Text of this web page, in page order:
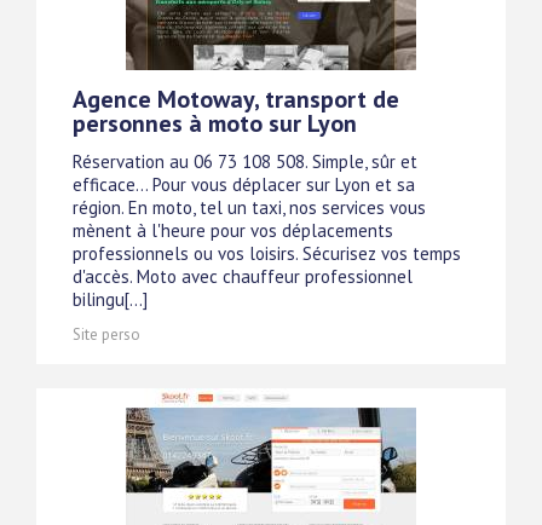
Agence Motoway, transport de
personnes à moto sur Lyon
Réservation au 06 73 108 508. Simple, sûr et
efficace... Pour vous déplacer sur Lyon et sa
région. En moto, tel un taxi, nos services vous
mènent à l'heure pour vos déplacements
professionnels ou vos loisirs. Sécurisez vos temps
d'accès. Moto avec chauffeur professionnel
bilingu[...]
Site perso